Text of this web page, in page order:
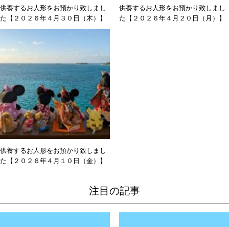
供養するお人形をお預かり致しまし
た【２０２６年４月３０日（木）】
供養するお人形をお預かり致しまし
た【２０２６年４月２０日（月）】
供養するお人形をお預かり致しまし
た【２０２６年４月１０日（金）】
注目の記事